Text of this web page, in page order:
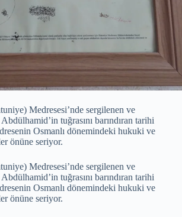
Medresesi’nde sergilenen ve
tuğrasını barındıran tarihi
Osmanlı dönemindeki hukuki ve
önüne seriyor.
Medresesi’nde sergilenen ve
tuğrasını barındıran tarihi
Osmanlı dönemindeki hukuki ve
önüne seriyor.